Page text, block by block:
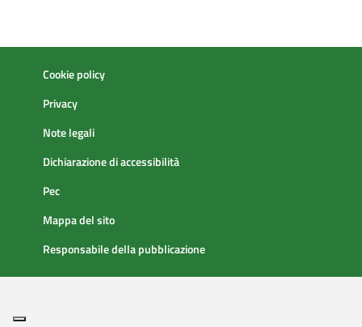
Cookie policy
Privacy
Note legali
Dichiarazione di accessibilità
Pec
Mappa del sito
Responsabile della pubblicazione